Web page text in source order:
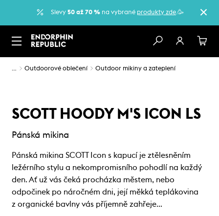
Slevy 50 až 70 % na vybrané produkty zde.🥳
… Outdoorové oblečení Outdoor mikiny a zateplení
SCOTT HOODY M'S ICON LS
Pánská mikina
Pánská mikina SCOTT Icon s kapucí je ztělesněním
ležérního stylu a nekompromisního pohodlí na každý
den. Ať už vás čeká procházka městem, nebo
odpočinek po náročném dni, její měkká teplákovina
z organické bavlny vás příjemně zahřeje…